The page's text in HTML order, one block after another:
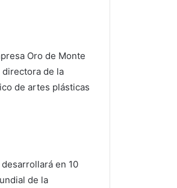
Oro de Monte
directora de la
de artes plásticas
en 10
de la